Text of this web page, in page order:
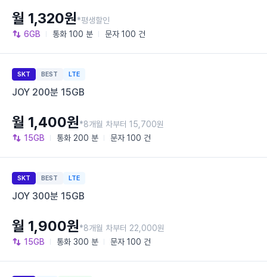
6GB 통화 100 분 문자 100 건
월 1,320원*평생할인
SKT BEST LTE
JOY 200분 15GB
15GB 통화 200 분 문자 100 건
월 1,400원*8개월 차부터 15,700원
SKT BEST LTE
JOY 300분 15GB
15GB 통화 300 분 문자 100 건
월 1,900원*8개월 차부터 22,000원